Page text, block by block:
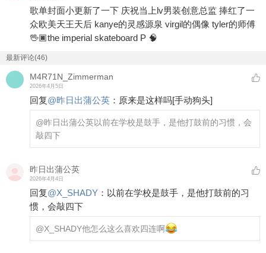
歌单封面小更新了一下 庆祝当上lv男装创意总监 捧红了一
众欧美天王天后 kanye的灵感源泉 virgil的偶像 tyler的师傅
🖖🏿the imperial skateboard P 🧠
最新评论(46)
M4R71N_Zimmerman
2026年4月5日
回复@昨日出蒲公英 ： 原来是这样吗[手动狗头]
@昨日出蒲公英以前在学校是鼓手，是他打鼓前的习惯，会
敲四下
昨日出蒲公英
2026年4月4日
回复@X_SHADY ： 以前在学校是鼓手，是他打鼓前的习
惯，会敲四下
@X_SHADY他怎么这么喜欢四连啊